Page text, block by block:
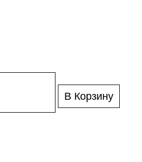
В Корзину